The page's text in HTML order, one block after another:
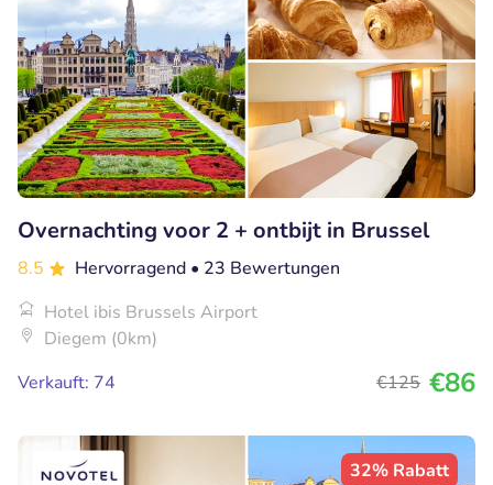
Overnachting voor 2 + ontbijt in Brussel
8.5 Hervorragend • 23 Bewertungen
Hotel ibis Brussels Airport
Diegem (0km)
Verkauft: 74
€125 €86
32% Rabatt